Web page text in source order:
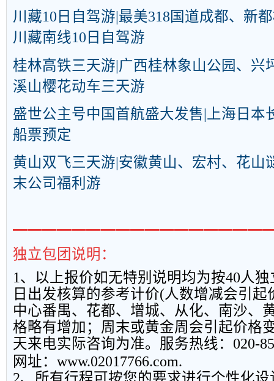
川藏10日自驾游|最美318国道成都、新
川藏南线10日自驾游
桂林高铁三天游|广西桂林象山公园、兴
溪山樱花动车三天游
盛世公主号中国首航盛大发售|上海日本
船票预定
黄山双飞三天游|安徽黄山、宏村、花山
末公司福利游
独立包团说明：
1、以上报价如无特别说明均为按40人
日出发核算的参考计价(人数增减会引起
中心番禺、花都、增城、从化、南沙、
格略有增加；周末或黄金周会引起价格
天来电实际咨询为准。服务热线： 020-
网址： www.02017766.com.
2、所有行程可按您的要求进行个性化